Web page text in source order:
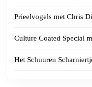
Prieelvogels met Chris
Culture Coated Special
Het Schuuren